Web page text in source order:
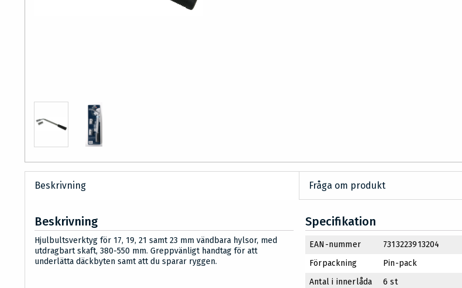
Beskrivning Fråga om produkt
Beskrivning
Hjulbultsverktyg för 17, 19, 21 samt 23 mm vändbara hylsor, med
utdragbart skaft, 380-550 mm. Greppvänligt handtag för att
underlätta däckbyten samt att du sparar ryggen.
Specifikation
EAN-nummer
7313223913204
Förpackning
Pin-pack
Antal i innerlåda
6 st